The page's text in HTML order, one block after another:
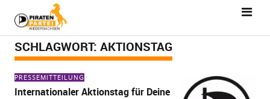
SCHLAGWORT: AKTIONSTAG
PRESSEMITTEILUNG
Internationaler Aktionstag für Deine